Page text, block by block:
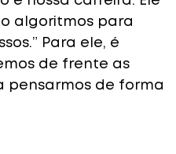
algoritmos para
Para ele, é
de frente as
pensarmos de forma